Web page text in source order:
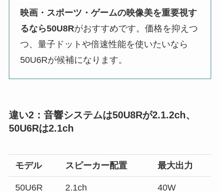
映画・スポーツ・ゲームの映像美を重要視す
るなら50U8Rがおすすめです。価格を抑えつ
つ、量子ドットや倍速性能を使いたいなら
50U6Rが候補になります。
違い2：音響システムは50U8Rが2.1.2ch、
50U6Rは2.1ch
モデル スピーカー配置 最大出力
50U6R 2.1ch 40W